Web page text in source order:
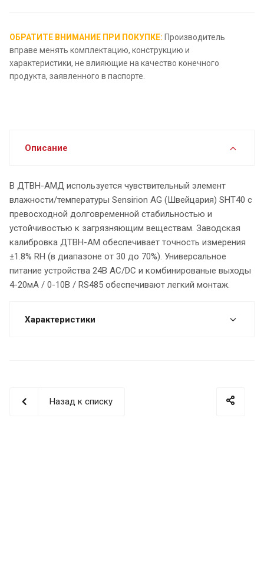
ОБРАТИТЕ ВНИМАНИЕ ПРИ ПОКУПКЕ: Производитель
вправе менять комплектацию, конструкцию и
характеристики, не влияющие на качество конечного
продукта, заявленного в паспорте.
Описание
В ДТВН-АМД используется чувствительный элемент
влажности/температуры Sensirion AG (Швейцария) SHT40 с
превосходной долговременной стабильностью и
устойчивостью к загрязняющим веществам. Заводская
калибровка ДТВН-АМ обеспечивает точность измерения
±1.8% RH (в диапазоне от 30 до 70%). Универсальное
питание устройства 24В АС/DC и комбинированые выходы
4-20мА / 0-10В / RS485 обеспечивают легкий монтаж.
Характеристики
Назад к списку